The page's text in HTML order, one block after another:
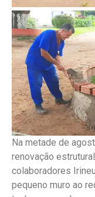
Na metade de
renovação
colaboradores
pequeno muro ao